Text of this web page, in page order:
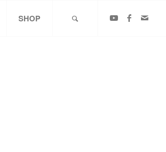
SHOP